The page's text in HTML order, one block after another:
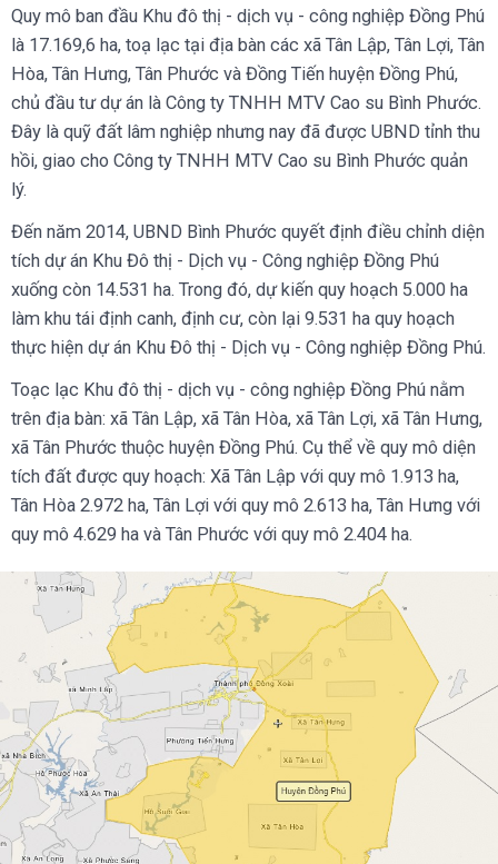
Quy mô ban đầu Khu đô thị - dịch vụ - công nghiệp Đồng Phú
là 17.169,6 ha, toạ lạc tại địa bàn các xã Tân Lập, Tân Lợi, Tân
Hòa, Tân Hưng, Tân Phước và Đồng Tiến huyện Đồng Phú,
chủ đầu tư dự án là Công ty TNHH MTV Cao su Bình Phước.
Đây là quỹ đất lâm nghiệp nhưng nay đã được UBND tỉnh thu
hồi, giao cho Công ty TNHH MTV Cao su Bình Phước quản
lý.
Đến năm 2014, UBND Bình Phước quyết định điều chỉnh diện
tích dự án Khu Đô thị - Dịch vụ - Công nghiệp Đồng Phú
xuống còn 14.531 ha. Trong đó, dự kiến quy hoạch 5.000 ha
làm khu tái định canh, định cư, còn lại 9.531 ha quy hoạch
thực hiện dự án Khu Đô thị - Dịch vụ - Công nghiệp Đồng Phú.
Toạc lạc Khu đô thị - dịch vụ - công nghiệp Đồng Phú nằm
trên địa bàn: xã Tân Lập, xã Tân Hòa, xã Tân Lợi, xã Tân Hưng,
xã Tân Phước thuộc huyện Đồng Phú. Cụ thể về quy mô diện
tích đất được quy hoạch: Xã Tân Lập với quy mô 1.913 ha,
Tân Hòa 2.972 ha, Tân Lợi với quy mô 2.613 ha, Tân Hưng với
quy mô 4.629 ha và Tân Phước với quy mô 2.404 ha.